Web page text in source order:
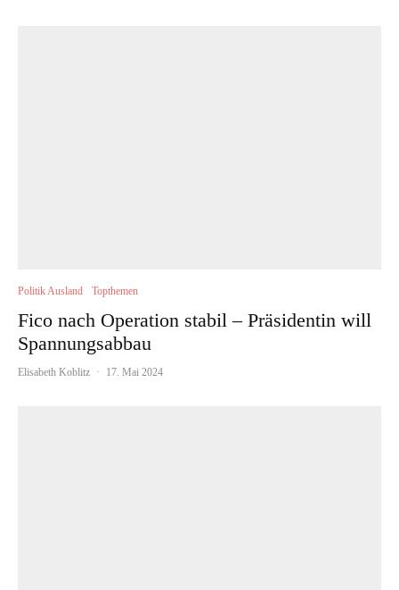
Politik Ausland Topthemen
Fico nach Operation stabil – Präsidentin will
Spannungsabbau
Elisabeth Koblitz · 17. Mai 2024